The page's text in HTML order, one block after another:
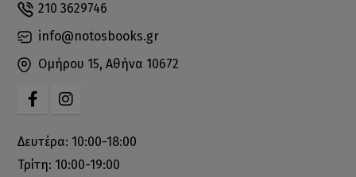
210 3629746
info@notosbooks.gr
Ομήρου 15, Αθήνα 10672
Δευτέρα: 10:00-18:00
Τρίτη: 10:00-19:00